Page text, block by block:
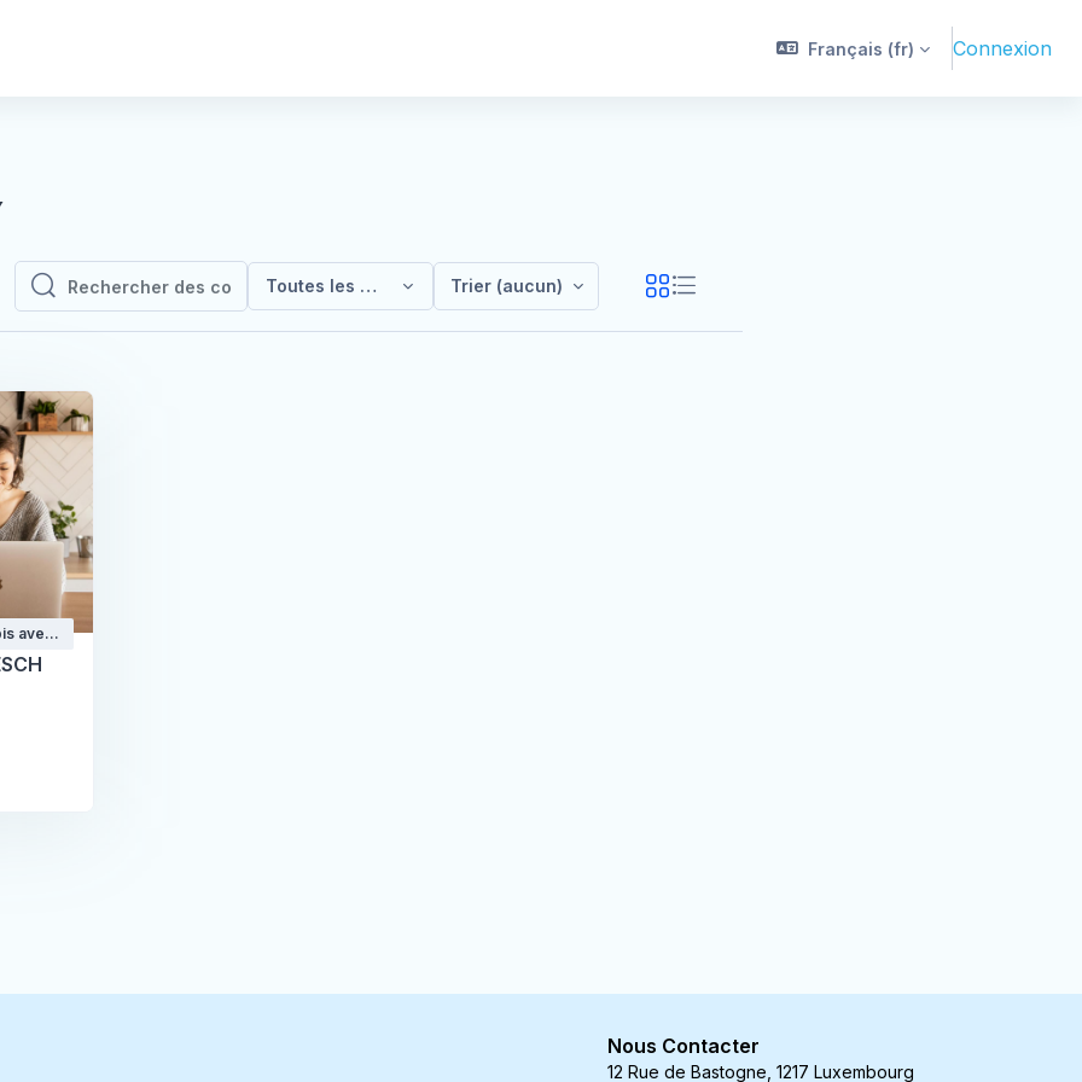
Français ‎(fr)‎ Connexion
Rechercher des cours
Rechercher des cours
Toutes les catégoriesTrier (aucun)
avec
Nous Contacter
12 Rue de Bastogne, 1217 Luxembourg